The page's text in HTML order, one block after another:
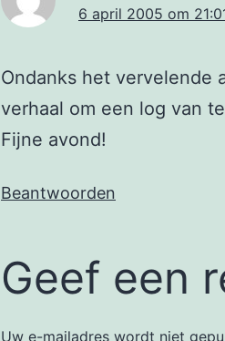
6 april 2005 om
Ondanks het vervelende
verhaal om een log van
Fijne avond!
Beantwoorden
Geef een
Uw e-mailadres wordt niet